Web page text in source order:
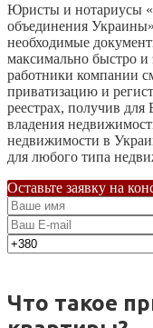
Юристы и нотариусы
объединения
необходимые
максимально быстро
работники компании
приватизацию и
реестрах, получив
владения
недвижимости в
для любого типа
Оставьте заявку на
Что такое